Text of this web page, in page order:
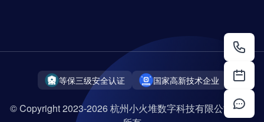
等保三级安全认证 国家高新技术企业
© Copyright 2023-2026 杭州小火堆数字科技有限公司 版权